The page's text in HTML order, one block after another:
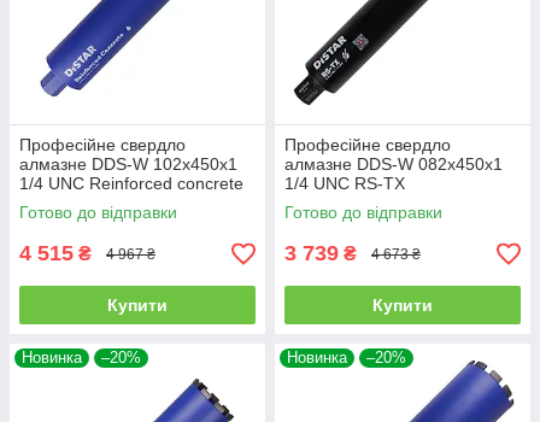
Професійне свердло
алмазне DDS-W 102x450x1
1/4 UNC Reinforced concrete
(17903094087)
Готово до відправки
4 515 ₴ 4 967 ₴
Купити
Професійне свердло
алмазне DDS-W 082x450x1
1/4 UNC RS-TX
(10170085495)
Готово до відправки
3 739 ₴ 4 673 ₴
Купити
Новинка –20% Новинка –20%